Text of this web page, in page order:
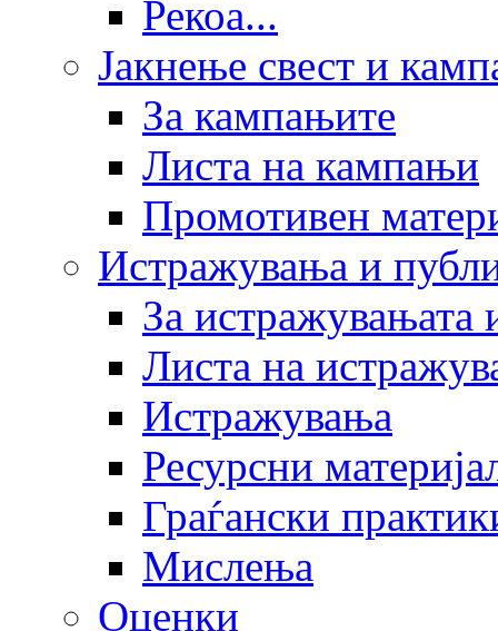
Рекоа...
Јакнење свест и
За кампањите
Листа на кампањи
Промотивен
Истражувања и
За истражувањата
Листа на
Истражувања
Ресурсни
Граѓански
Мислења
Оценки